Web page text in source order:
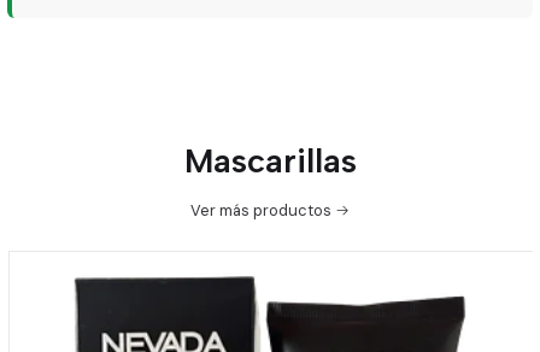
Mascarillas
Ver más productos